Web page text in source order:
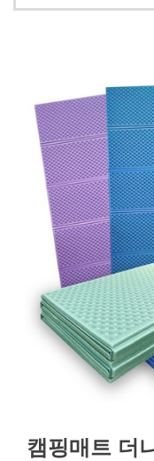
캠핑매트 더